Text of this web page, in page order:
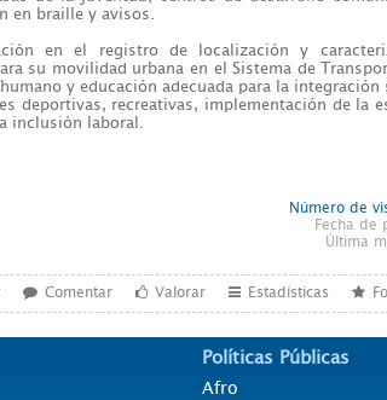
en braille y avisos.
en el registro de localización y
su movilidad urbana en el Sistema de
y educación adecuada para la
deportivas, recreativas, implementación de la
inclusión laboral.
Número de
Fecha
Última
Comentar Valorar Estadísticas
Políticas Públicas
Afro